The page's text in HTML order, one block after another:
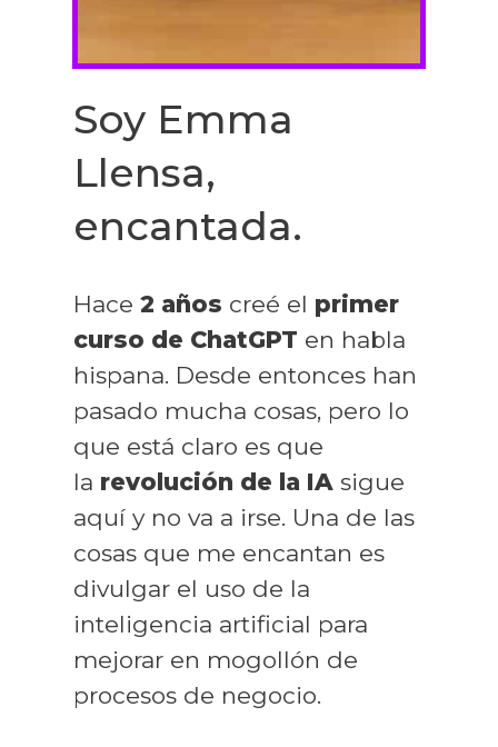
Soy Emma
Llensa,
encantada.
Hace 2 años creé el primer
curso de ChatGPT en habla
hispana. Desde entonces han
pasado mucha cosas, pero lo
que está claro es que
la revolución de la IA sigue
aquí y no va a irse. Una de las
cosas que me encantan es
divulgar el uso de la
inteligencia artificial para
mejorar en mogollón de
procesos de negocio.